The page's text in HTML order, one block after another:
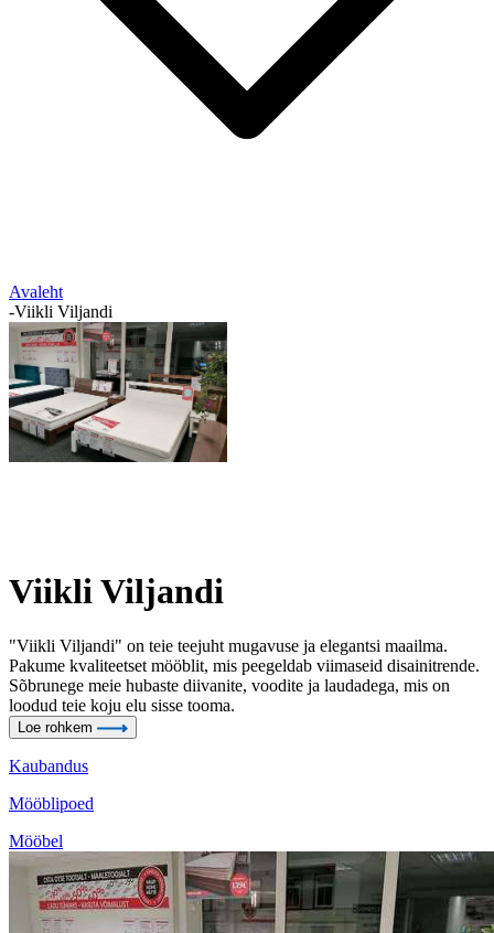
Avaleht
-Viikli Viljandi
Viikli Viljandi
"Viikli Viljandi" on teie teejuht mugavuse ja elegantsi maailma.
Pakume kvaliteetset mööblit, mis peegeldab viimaseid disainitrende.
Sõbrunege meie hubaste diivanite, voodite ja laudadega, mis on
loodud teie koju elu sisse tooma.
Loe rohkem
Kaubandus
Mööblipoed
Mööbel